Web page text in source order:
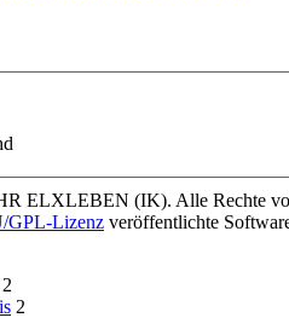
ELXLEBEN (IK). Alle Rechte
GPL-Lizenz veröffentlichte
2
2